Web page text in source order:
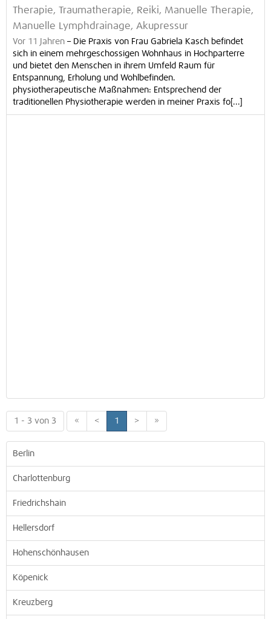
Therapie, Traumatherapie, Reiki, Manuelle Therapie,
Manuelle Lymphdrainage, Akupressur
Vor 11 Jahren – Die Praxis von Frau Gabriela Kasch befindet
sich in einem mehrgeschossigen Wohnhaus in Hochparterre
und bietet den Menschen in ihrem Umfeld Raum für
Entspannung, Erholung und Wohlbefinden.
physiotherapeutische Maßnahmen: Entsprechend der
traditionellen Physiotherapie werden in meiner Praxis fo[...]
1 - 3 von 3 « < 1 > »
Berlin
Charlottenburg
Friedrichshain
Hellersdorf
Hohenschönhausen
Köpenick
Kreuzberg